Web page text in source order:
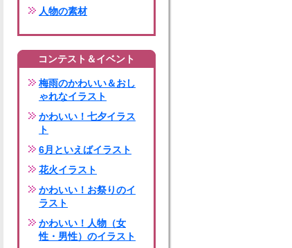
人物の素材
コンテスト＆イベント
梅雨のかわいい＆おし
ゃれなイラスト
かわいい！七夕イラス
ト
6月といえばイラスト
花火イラスト
かわいい！お祭りのイ
ラスト
かわいい！人物（女
性・男性）のイラスト